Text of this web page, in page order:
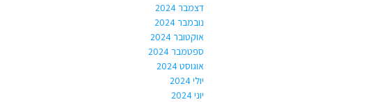
דצמבר 2024
נובמבר 2024
אוקטובר 2024
ספטמבר 2024
אוגוסט 2024
יולי 2024
יוני 2024